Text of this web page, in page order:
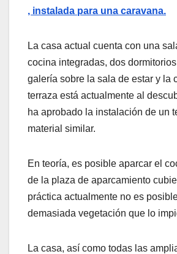
, instalada para una caravana.
La casa actual cuenta con una
cocina integradas, dos
galería sobre la sala de estar y la
terraza está actualmente al
ha aprobado la instalación de un
material similar.
En teoría, es posible aparcar el
de la plaza de aparcamiento
práctica actualmente no es
demasiada vegetación que lo
La casa, así como todas las